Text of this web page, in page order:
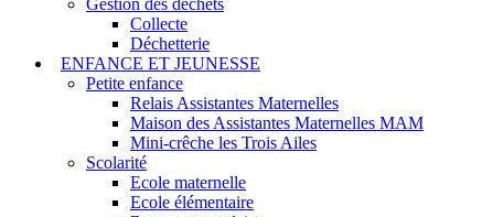
Gestion des déchets
Collecte
Déchetterie
ENFANCE ET JEUNESSE
Petite enfance
Relais Assistantes Maternelles
Maison des Assistantes Maternelles MAM
Mini-crêche les Trois Ailes
Scolarité
Ecole maternelle
Ecole élémentaire